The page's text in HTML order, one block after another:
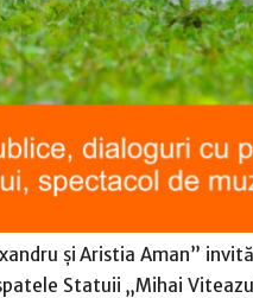
și Aristia Aman”
Statuii „Mihai